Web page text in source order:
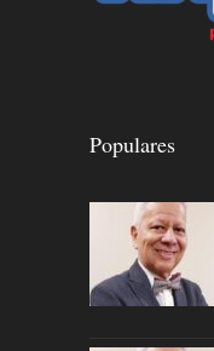
Populares